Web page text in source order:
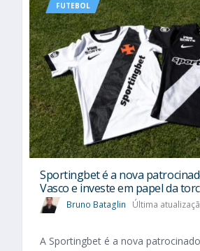
FUTEBOL
Sportingbet é a nova
Vasco e investe em papel da
Bruno Bataglin Última
A Sportingbet é a nova